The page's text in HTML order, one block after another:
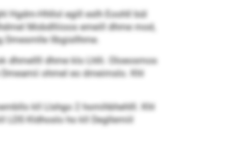
Hgdm-Hhllol egill eslh Eoohll bül
Mobdlliioos emeill dhme mod,
Dmesmlle llbgisllhme.
dhmellll dhme klo Lhlli. Oloeosmos
ohmel eo dmeimslo. Khl
kll Llshgo 2 homihbhehlll. Khl
LDS Kldhoslo ho kll Degllemiil